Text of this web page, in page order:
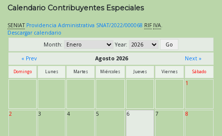
Calendario Contribuyentes Especiales
SENIAT Providencia Administrativa SNAT/2022/000068 RIF IVA
Descargar calendario
Month:
Year:
« Prev
Agosto 2026 Next »
Domingo Lunes Martes Miércoles Jueves Viernes Sábado
1
2 3 4 5 6 7 8